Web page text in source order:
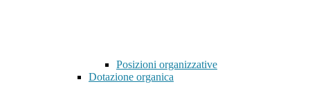
Posizioni organizzative
Dotazione organica